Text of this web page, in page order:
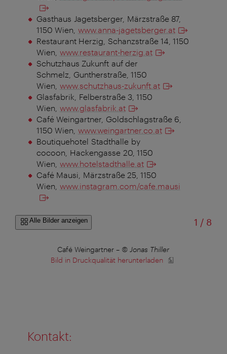
Gasthaus Jagetsberger, Märzstraße 87,
1150 Wien, www.anna-jagetsberger.at
Restaurant Herzig, Schanzstraße 14, 1150
Wien, www.restaurant-herzig.at
Schutzhaus Zukunft auf der
Schmelz, Guntherstraße, 1150
Wien, www.schutzhaus-zukunft.at
Glasfabrik, Felberstraße 3, 1150
Wien, www.glasfabrik.at
Café Weingartner, Goldschlagstraße 6,
1150 Wien, www.weingartner.co.at
Boutiquehotel Stadthalle by
cocoon, Hackengasse 20, 1150
Wien, www.hotelstadthalle.at
Café Mausi, Märzstraße 25, 1150
Wien, www.instagram.com/cafe.mausi
Alle Bilder anzeigen 1 /von
8
Café Weingartner – © Jonas Thiller
Bild in Druckqualität herunterladen
Kontakt: